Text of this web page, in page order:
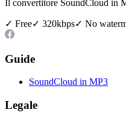
Il convertitore SoundCloud in
✓ Free✓ 320kbps✓ No
Guide
SoundCloud in MP3
Legale